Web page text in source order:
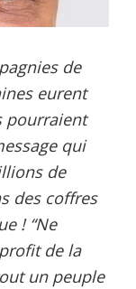
de
eurent
pourraient
qui
de
des coffres
! “Ne
de la
un peuple